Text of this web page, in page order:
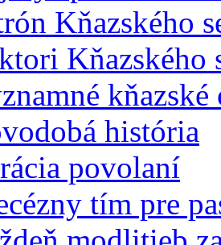
Kňazského
Kňazského
história
povolaní
tím pre